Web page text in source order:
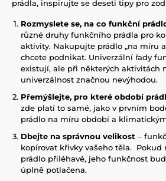
prádla, inspirujte se deseti tipy pro
Rozmyslete se, na co funkční
různé druhy funkčního prádla pro
aktivity. Nakupujte prádlo „na míru
chcete podnikat. Univerzální řady
existují, ale při některých aktivitách
univerzálnost značnou nevýhodou.
Přemýšlejte, pro které období
zde platí to samé, jako v prvním
prádlo na míru období a
Dbejte na správnou velikost –
kopírovat křivky vašeho těla.
prádlo přiléhavé, jeho funkčnost
úplně potlačena.